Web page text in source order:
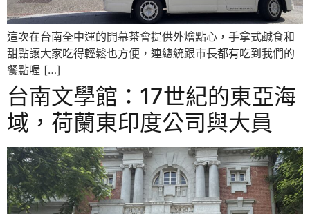
這次在台南全中運的開幕茶會提供外燴點心，手拿式鹹食和
甜點讓大家吃得輕鬆也方便，連總統跟市長都有吃到我們的
餐點喔 […]
台南文學館：17世紀的東亞海
域，荷蘭東印度公司與大員